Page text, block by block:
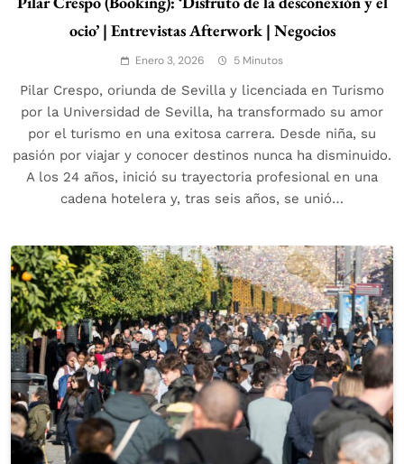
ocio’ | Entrevistas Afterwork | Negocios
Enero 3, 2026 5 Minutos
Pilar Crespo, oriunda de Sevilla y licenciada en Turismo
por la Universidad de Sevilla, ha transformado su amor
por el turismo en una exitosa carrera. Desde niña, su
pasión por viajar y conocer destinos nunca ha disminuido.
A los 24 años, inició su trayectoria profesional en una
cadena hotelera y, tras seis años, se unió…